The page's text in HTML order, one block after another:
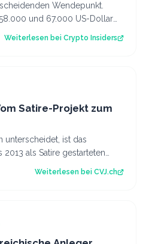
Wendepunkt.
und 67.000 US-Dollar
Weiterlesen bei Crypto Insiders
Satire-Projekt zum
unterscheidet, ist das
als Satire gestarteten
ETF. Der Artik…
Weiterlesen bei CVJ.ch